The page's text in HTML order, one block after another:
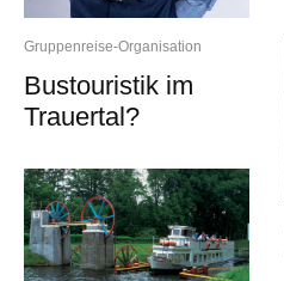
Gruppenreise-Organisation
Bustouristik im
Trauertal?